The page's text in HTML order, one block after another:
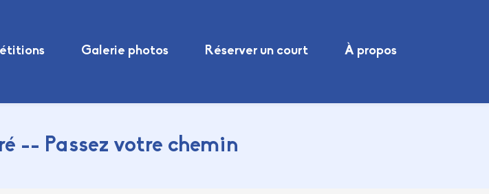
Galerie photos Réserver un court À propos
-- Passez votre chemin